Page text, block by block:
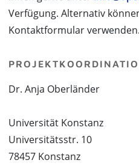
Verfügung. Alternativ
Kontaktformular verwenden.
Dr. Anja Oberländer
Universität Konstanz
Universitätsstr. 10
78457 Konstanz